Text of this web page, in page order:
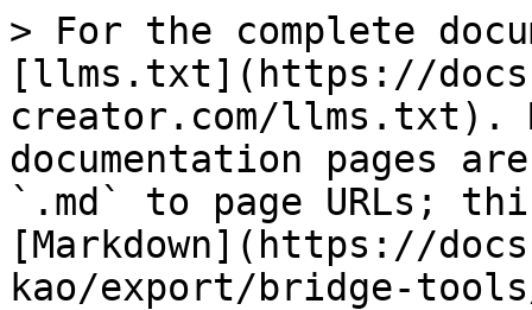
> For the complete
[llms.txt](https://
creator.com/llms.txt).
documentation pages
`.md` to page URLs;
[Markdown](https://
kao/export/bridge-